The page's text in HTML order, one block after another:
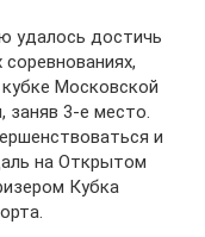
удалось достичь
Московской
заняв 3-е место.
и
на Открытом
Кубка